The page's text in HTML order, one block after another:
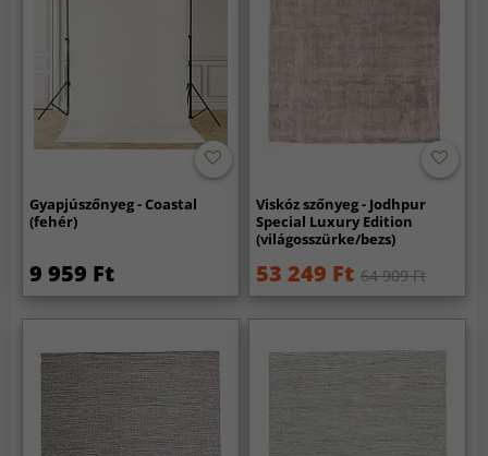
Gyapjúszőnyeg - Coastal
(fehér)
9 959 Ft
Viskóz szőnyeg - Jodhpur
Special Luxury Edition
(világosszürke/bezs)
53 249 Ft 64 909 Ft